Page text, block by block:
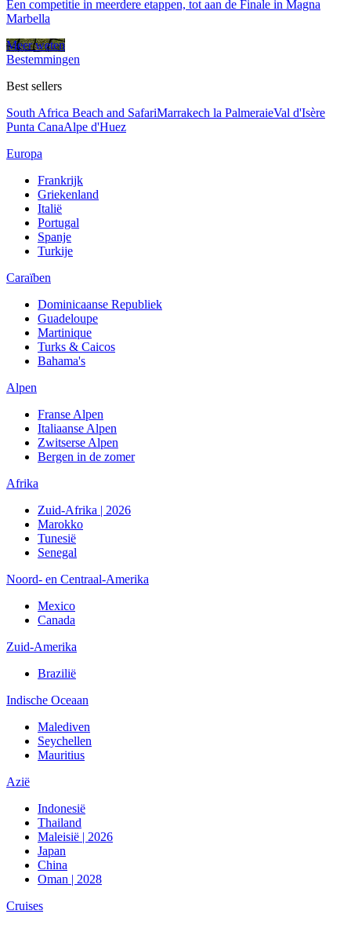
Een competitie in meerdere etappen, tot aan de Finale in Magna
Marbella
Meer weten
Bestemmingen
Best sellers
South Africa Beach and SafariMarrakech la PalmeraieVal d'Isère
Punta CanaAlpe d'Huez
Europa
Frankrijk
Griekenland
Italië
Portugal
Spanje
Turkije
Caraïben
Dominicaanse Republiek
Guadeloupe
Martinique
Turks & Caicos
Bahama's
Alpen
Franse Alpen
Italiaanse Alpen
Zwitserse Alpen
Bergen in de zomer
Afrika
Zuid-Afrika | 2026
Marokko
Tunesië
Senegal
Noord- en Centraal-Amerika
Mexico
Canada
Zuid-Amerika
Brazilië
Indische Oceaan
Malediven
Seychellen
Mauritius
Azië
Indonesië
Thailand
Maleisië | 2026
Japan
China
Oman | 2028
Cruises